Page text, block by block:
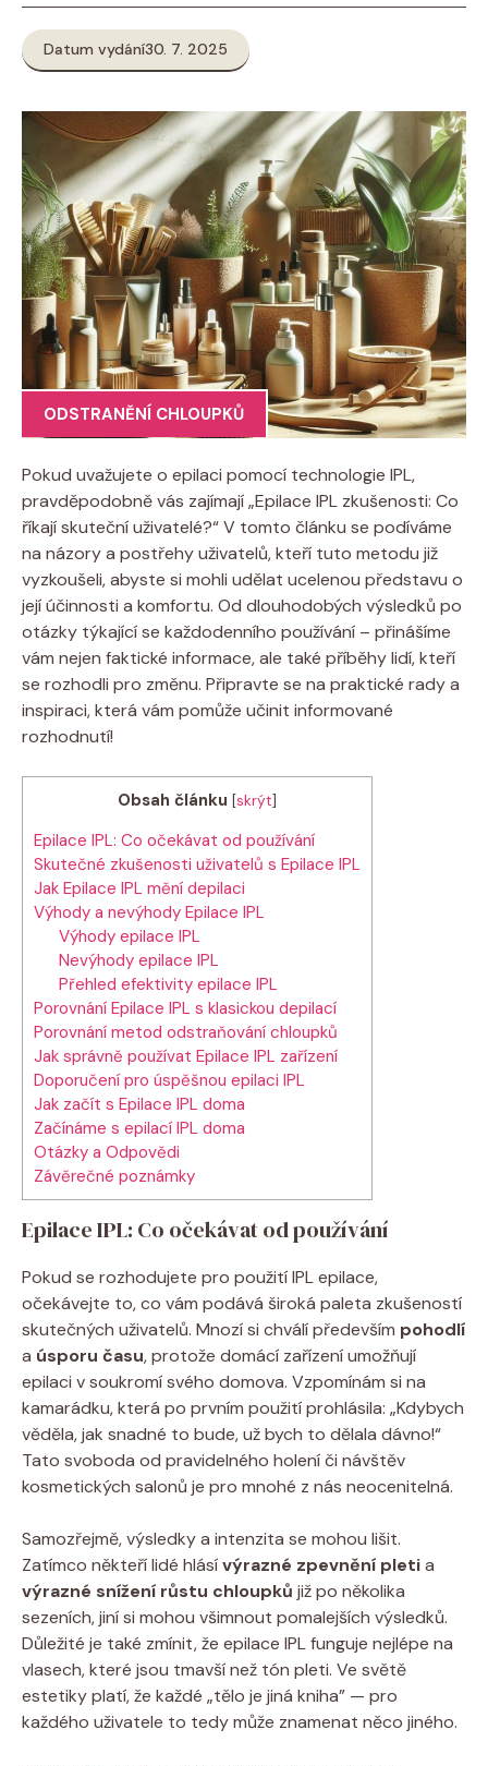
Datum vydání30. 7. 2025
ODSTRANĚNÍ CHLOUPKŮ
Pokud uvažujete o epilaci pomocí technologie IPL,
pravděpodobně vás zajímají „Epilace IPL zkušenosti: Co
říkají skuteční uživatelé?“ V tomto článku se podíváme
na názory a postřehy uživatelů, kteří tuto metodu již
vyzkoušeli, abyste si mohli udělat ucelenou představu o
její účinnosti a komfortu. Od dlouhodobých výsledků po
otázky týkající se každodenního používání – přinášíme
vám nejen faktické informace, ale také příběhy lidí, kteří
se rozhodli pro změnu. Připravte se na praktické rady a
inspiraci, která vám pomůže učinit informované
rozhodnutí!
Obsah článku [skrýt]
Epilace IPL: Co očekávat od používání
Skutečné zkušenosti uživatelů s Epilace IPL
Jak Epilace IPL mění depilaci
Výhody a nevýhody Epilace IPL
Výhody epilace IPL
Nevýhody epilace IPL
Přehled efektivity epilace IPL
Porovnání Epilace IPL s klasickou depilací
Porovnání metod odstraňování chloupků
Jak správně používat Epilace IPL zařízení
Doporučení pro úspěšnou epilaci IPL
Jak začít s Epilace IPL doma
Začínáme s epilací IPL doma
Otázky a Odpovědi
Závěrečné poznámky
Epilace IPL: Co očekávat od používání
Pokud se rozhodujete pro použití IPL epilace,
očekávejte to, co vám podává široká paleta zkušeností
skutečných uživatelů. Mnozí si chválí především pohodlí
a úsporu času, protože domácí zařízení umožňují
epilaci v soukromí svého domova. Vzpomínám si na
kamarádku, která po prvním použití prohlásila: „Kdybych
věděla, jak snadné to bude, už bych to dělala dávno!“
Tato svoboda od pravidelného holení či návštěv
kosmetických salonů je pro mnohé z nás neocenitelná.
Samozřejmě, výsledky a intenzita se mohou lišit.
Zatímco někteří lidé hlásívýrazné zpevnění pletia
výrazné snížení růstu chloupků již po několika
sezeních, jiní si mohou všimnout pomalejších výsledků.
Důležité je také zmínit, že epilace IPL funguje nejlépe na
vlasech, které jsou tmavší než tón pleti. Ve světě
estetiky platí, že každé „tělo je jiná kniha” — pro
každého uživatele to tedy může znamenat něco jiného.